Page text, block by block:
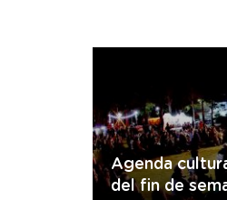
Agenda
del fin de